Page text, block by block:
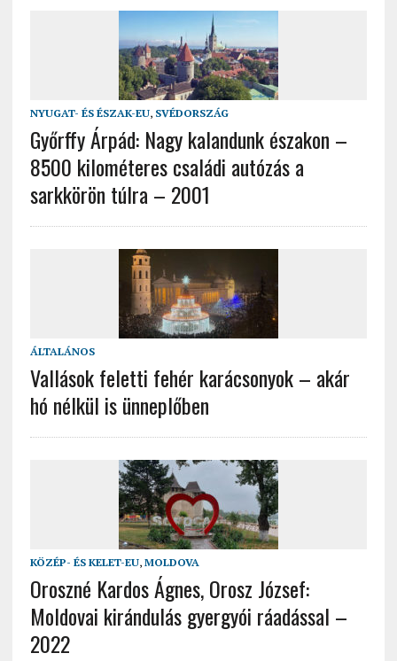
NYUGAT- ÉS ÉSZAK-EU, SVÉDORSZÁG
Győrffy Árpád: Nagy kalandunk északon –
8500 kilométeres családi autózás a
sarkkörön túlra – 2001
ÁLTALÁNOS
Vallások feletti fehér karácsonyok – akár
hó nélkül is ünneplőben
KÖZÉP- ÉS KELET-EU, MOLDOVA
Oroszné Kardos Ágnes, Orosz József:
Moldovai kirándulás gyergyói ráadással –
2022